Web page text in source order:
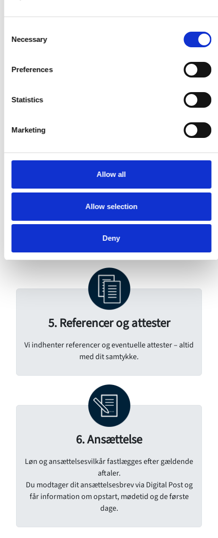
Selection
Necessary
Preferences
Statistics
Marketing
Allow all
Allow selection
Deny
Hvis din profil matcher jobbet, inviterer vi dig til
taler om jobbet, forventninger og muligheder.
4. Valg af kandidat
Øvrige samtalekandidater får besked.
5. Referencer og attester
Vi indhenter referencer og eventuelle attester – altid
med dit samtykke.
6. Ansættelse
Løn og ansættelsesvilkår fastlægges efter gældende
aftaler.
Du modtager dit ansættelsesbrev via Digital Post og
får information om opstart, mødetid og de første
dage.